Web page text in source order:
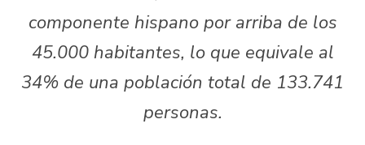
componente hispano por arriba de los
45.000 habitantes, lo que equivale al
34% de una población total de 133.741
personas.